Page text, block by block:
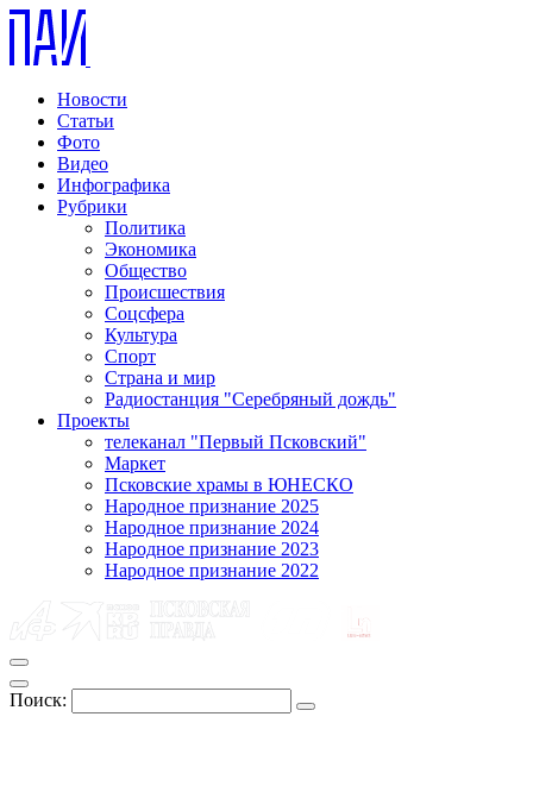
Новости
Статьи
Фото
Видео
Инфографика
Рубрики
Политика
Экономика
Общество
Происшествия
Соцсфера
Культура
Спорт
Страна и мир
Радиостанция "Серебряный дождь"
Проекты
телеканал "Первый Псковский"
Маркет
Псковские храмы в ЮНЕСКО
Народное признание 2025
Народное признание 2024
Народное признание 2023
Народное признание 2022
Поиск: